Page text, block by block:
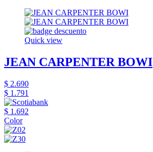
Quick view
JEAN CARPENTER BOWI
$ 2.690
$ 1.791
$ 1.692
Color